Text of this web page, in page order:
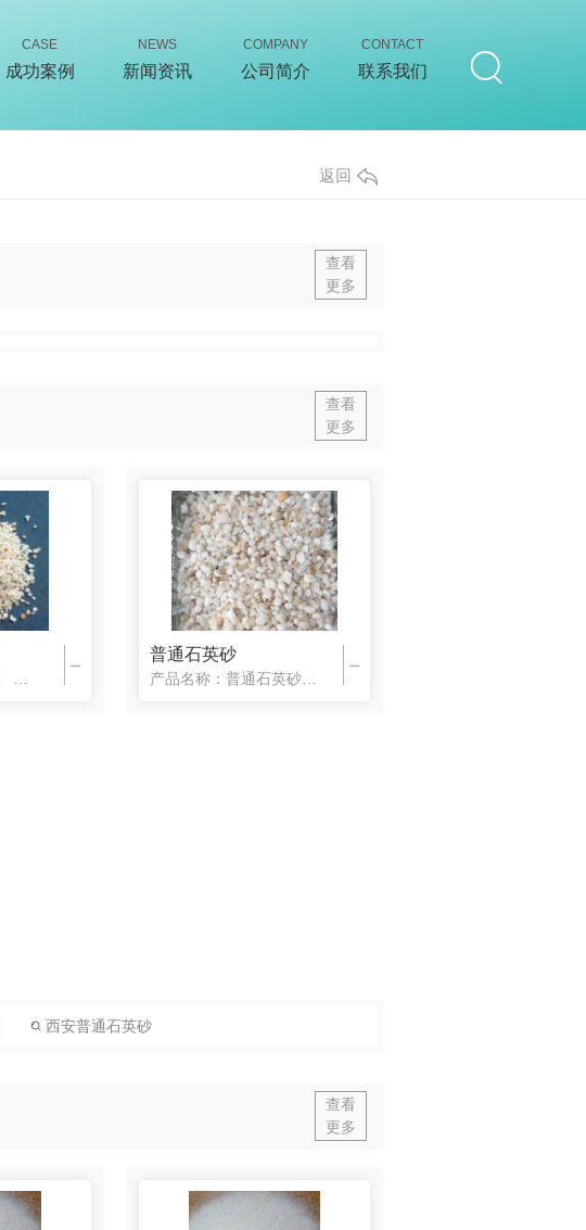
CASE
成功案例
NEWS
新闻资讯
COMPANY
公司简介
CONTACT
联系我们
返回
查看
更多
查看
更多
普通石英砂
西安普通石英砂
查看
更多